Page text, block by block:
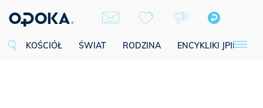
KOŚCIÓŁ ŚWIAT RODZINA ENCYKLIKI JPII